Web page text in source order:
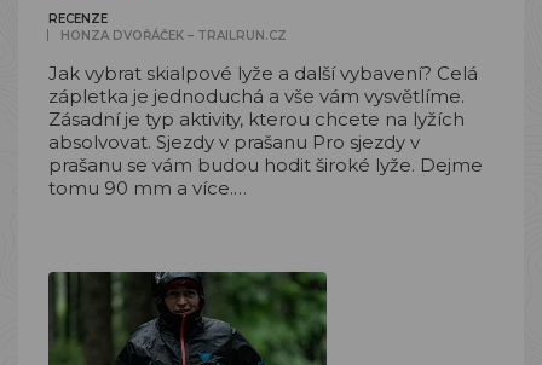
RECENZE
HONZA DVOŘÁČEK – TRAILRUN.CZ
Jak vybrat skialpové lyže a další vybavení? Celá
zápletka je jednoduchá a vše vám vysvětlíme.
Zásadní je typ aktivity, kterou chcete na lyžích
absolvovat. Sjezdy v prašanu Pro sjezdy v
prašanu se vám budou hodit široké lyže. Dejme
tomu 90 mm a více.…